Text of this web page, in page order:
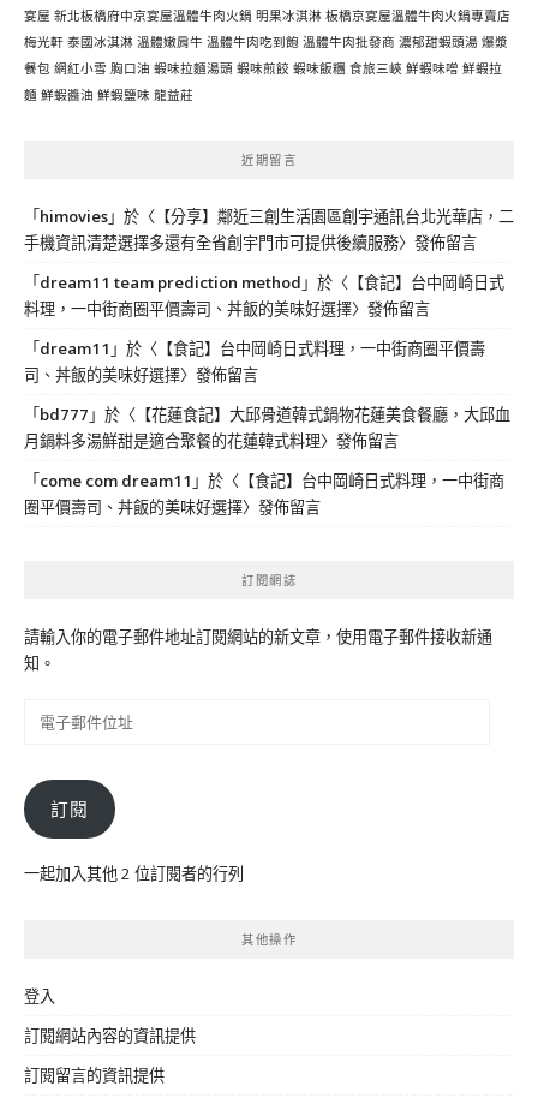
宴屋 新北板橋府中京宴屋溫體牛肉火鍋 明果冰淇淋 板橋京宴屋溫體牛肉火鍋專賣店
梅光軒 泰國冰淇淋 溫體嫩肩牛 溫體牛肉吃到飽 溫體牛肉批發商 濃郁甜蝦頭湯 爆漿
餐包 網紅小雪 胸口油 蝦味拉麵湯頭 蝦味煎餃 蝦味飯糰 食旅三峽 鮮蝦味噌 鮮蝦拉
麵 鮮蝦醬油 鮮蝦鹽味 龍益莊
近期留言
「himovies」於〈 【分享】鄰近三創生活園區創宇通訊台北光華店，二
手機資訊清楚選擇多還有全省創宇門市可提供後續服務〉發佈留言
「dream11 team prediction method 」於〈 【食記】台中岡崎日式
料理，一中街商圈平價壽司、丼飯的美味好選擇〉發佈留言
「dream11 」於〈 【食記】台中岡崎日式料理，一中街商圈平價壽
司、丼飯的美味好選擇〉發佈留言
「bd777 」於〈 【花蓮食記】大邱骨道韓式鍋物花蓮美食餐廳，大邱血
月鍋料多湯鮮甜是適合聚餐的花蓮韓式料理〉發佈留言
「come com dream11 」於〈 【食記】台中岡崎日式料理，一中街商
圈平價壽司、丼飯的美味好選擇〉發佈留言
訂閱網誌
請輸入你的電子郵件地址訂閱網站的新文章，使用電子郵件接收新通
知。
件
位
訂閱
一起加入其他 2 位訂閱者的行列
其他操作
登入
訂閱網站內容的資訊提供
訂閱留言的資訊提供